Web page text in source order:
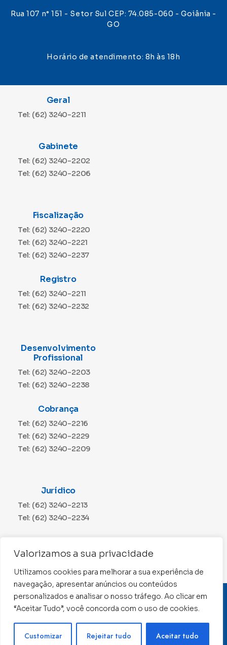
Valorizamos a sua privacidade
Utilizamos cookies para melhorar a sua experiência de
navegação, apresentar anúncios ou conteúdos
personalizados e analisar o nosso tráfego. Ao clicar em
“Aceitar Tudo”, você concorda com o uso de cookies.
Customizar Rejeitar tudo Aceitar tudo
Rua 107 n° 151 - Setor Sul CEP: 74.085-060 - Goiânia -
GO
Horário de atendimento: 8h às 18h
Geral
Tel: (62) 3240-2211
Gabinete
Tel: (62) 3240-2202
Tel: (62) 3240-2206
Fiscalização
Tel: (62) 3240-2220
Tel: (62) 3240-2221
Tel: (62) 3240-2237
Registro
Tel: (62) 3240-2211
Tel: (62) 3240-2232
Desenvolvimento
Profissional
Tel: (62) 3240-2203
Tel: (62) 3240-2238
Cobrança
Tel: (62) 3240-2216
Tel: (62) 3240-2229
Tel: (62) 3240-2209
Jurídico
Tel: (62) 3240-2213
Tel: (62) 3240-2234
Tel: (62) 3240-2230
CNPJ: 01.015.676/0001-11
Conselho Regional de Contabilidade de Goiás 2022 –
Todos os direitos reservados
Precisa de ajuda ?